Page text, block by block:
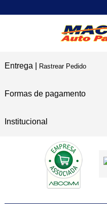
Entrega | Rastrear Pedido
Formas de pagamento
Institucional